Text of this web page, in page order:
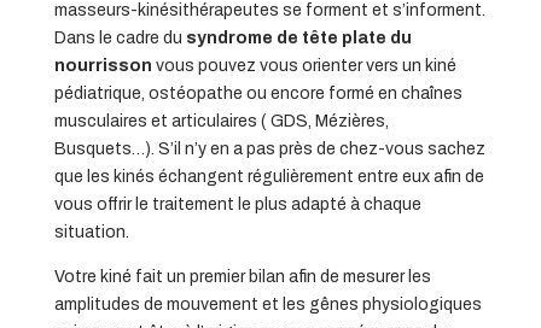
masseurs-kinésithérapeutes se forment et s’informent.
Dans le cadre du syndrome de tête plate du
nourrisson vous pouvez vous orienter vers un kiné
pédiatrique, ostéopathe ou encore formé en chaînes
musculaires et articulaires ( GDS, Mézières,
Busquets…). S’il n’y en a pas près de chez-vous sachez
que les kinés échangent régulièrement entre eux afin de
vous offrir le traitement le plus adapté à chaque
situation.
Votre kiné fait un premier bilan afin de mesurer les
amplitudes de mouvement et les gênes physiologiques